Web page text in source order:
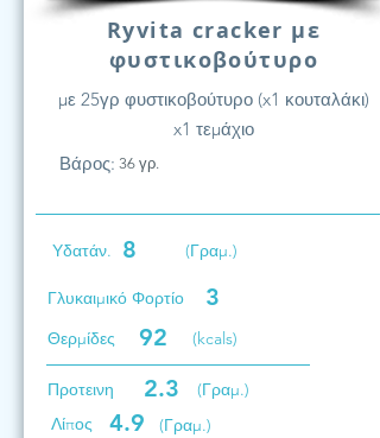
Ryvita cracker με
φυστικοβούτυρο
με 25γρ φυστικοβούτυρο (x1 κουταλάκι)
x1 τεμάχιο
Βάρος: 36 γρ.
Υδατάν. 8 (Γραμ.)
Γλυκαιμικό Φορτίο 3
Θερμίδες 92 (kcals)
Προτεινη 2.3
(Γραμ.)
Λίπος
4.9 (Γραμ.)